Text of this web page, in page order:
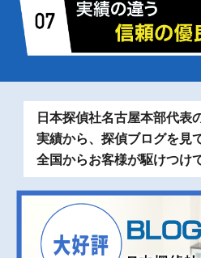
日本探偵社名古屋本部代表
実績から、探偵ブログを見
全国からお客様が駆けつけ